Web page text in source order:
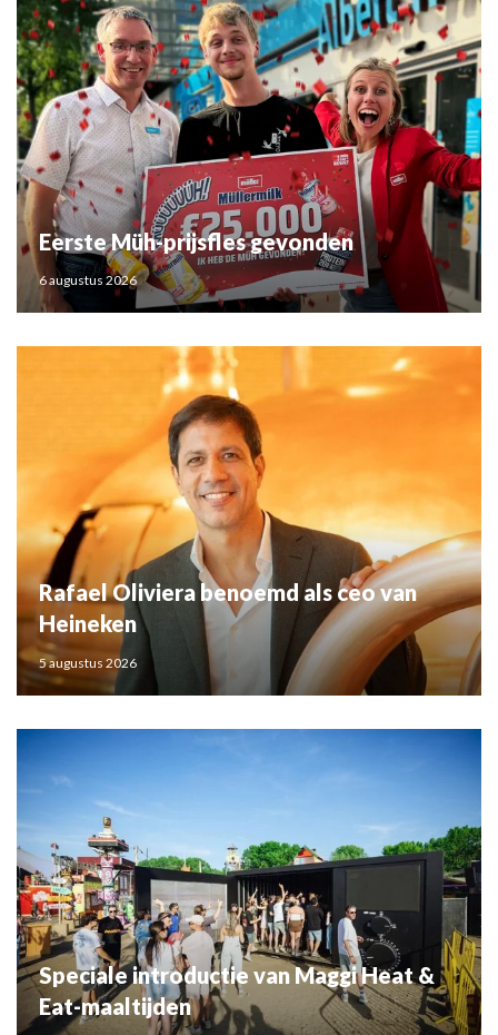
Eerste Müh-prijsfles gevonden
6 augustus 2026
Rafael Oliviera benoemd als ceo van
Heineken
5 augustus 2026
Speciale introductie van Maggi Heat &
Eat-maaltijden